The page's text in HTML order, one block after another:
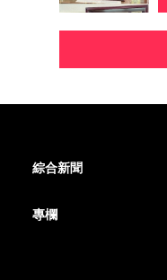
綜合新聞
專欄